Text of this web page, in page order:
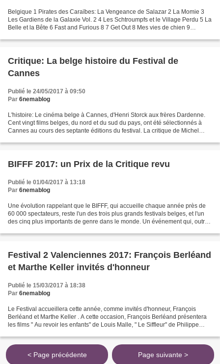
Belgique 1 Pirates des Caraïbes: La Vengeance de Salazar 2 La Momie 3
Les Gardiens de la Galaxie Vol. 2 4 Les Schtroumpfs et le Village Perdu 5 La
Belle et la Bête 6 Fast and Furious 8 7 Get Out 8 Mes vies de chien 9
Critique: La belge histoire du Festival de
Cannes
Publié le 24/05/2017 à 09:50
Par 6nemablog
L'histoire: Le cinéma belge à Cannes, d'Henri Storck aux frères Dardenne.
Cent vingt films belges, du nord et du sud du pays, ont été sélectionnés à
Cannes au cours des septante éditions du festival. La critique de Michel
BIFFF 2017: un Prix de la Critique revu
Publié le 01/04/2017 à 13:18
Par 6nemablog
Une évolution rappelant que le BIFFF, qui accueille chaque année près de
60 000 spectateurs, reste l'un des trois plus grands festivals belges, et l'un
des cinq plus importants de genre dans le monde. Un événement qui, outre
Festival 2 Valenciennes 2017: François Berléand
et Marthe Keller invités d'honneur
Publié le 15/03/2017 à 18:38
Par 6nemablog
Le Festival accueillera cette année, comme invités d'honneur, François
Berléand et Marthe Keller . A cette occasion, François Berléand présentera
les films " Au revoir les enfants" de Louis Malle, " Le Siffleur" de Philippe
< Page précédente Page suivante >